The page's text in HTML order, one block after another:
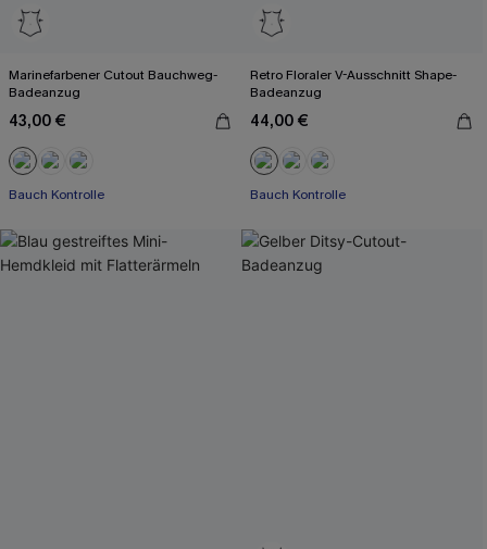
Marinefarbener Cutout Bauchweg-
Badeanzug
43,00 €
Bauch Kontrolle
Retro Floraler V-Ausschnitt Shape-
Badeanzug
44,00 €
Bauch Kontrolle